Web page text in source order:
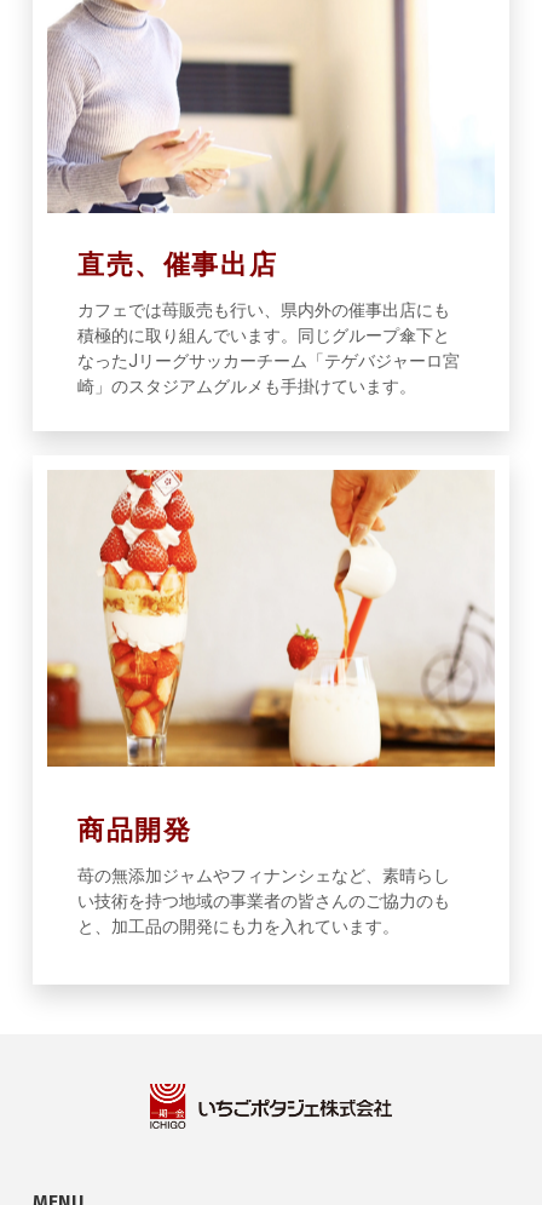
直売、催事出店
カフェでは苺販売も行い、県内外の催事出店にも
積極的に取り組んでいます。同じグループ傘下と
なったJリーグサッカーチーム「テゲバジャーロ宮
崎」のスタジアムグルメも手掛けています。
商品開発
苺の無添加ジャムやフィナンシェなど、素晴らし
い技術を持つ地域の事業者の皆さんのご協力のも
と、加工品の開発にも力を入れています。